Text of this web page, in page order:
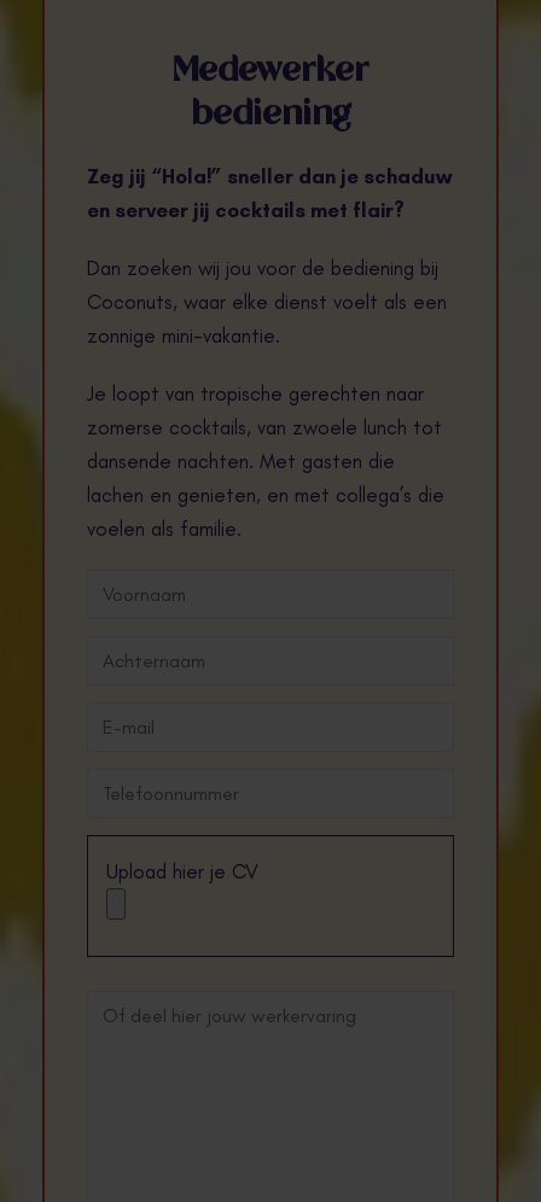
Medewerker
bediening
Zeg jij “Hola!” sneller dan je schaduw
en serveer jij cocktails met flair?
Dan zoeken wij jou voor de bediening bij
Coconuts, waar elke dienst voelt als een
zonnige mini-vakantie.
Je loopt van tropische gerechten naar
zomerse cocktails, van zwoele lunch tot
dansende nachten. Met gasten die
lachen en genieten, en met collega’s die
voelen als familie.
Upload hier je CV